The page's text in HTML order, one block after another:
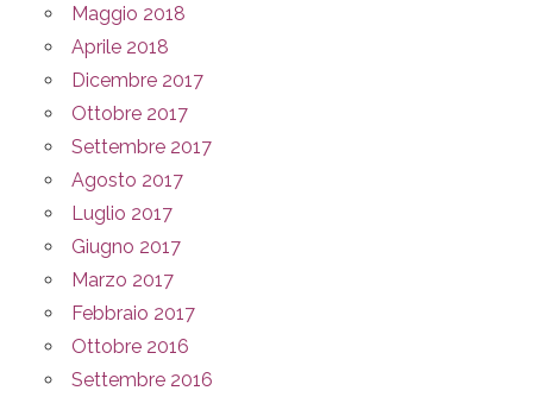
Maggio 2018
Aprile 2018
Dicembre 2017
Ottobre 2017
Settembre 2017
Agosto 2017
Luglio 2017
Giugno 2017
Marzo 2017
Febbraio 2017
Ottobre 2016
Settembre 2016